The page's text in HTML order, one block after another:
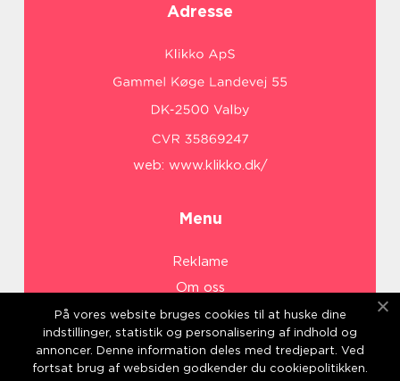
Adresse
web: www.klikko.dk/
Menu
Reklame
Om oss
Cookies
Kontakt Oss
Sitemap
På vores website bruges cookies til at huske dine
indstillinger, statistik og personalisering af indhold og
annoncer. Denne information deles med tredjepart. Ved
fortsat brug af websiden godkender du cookiepolitikken.